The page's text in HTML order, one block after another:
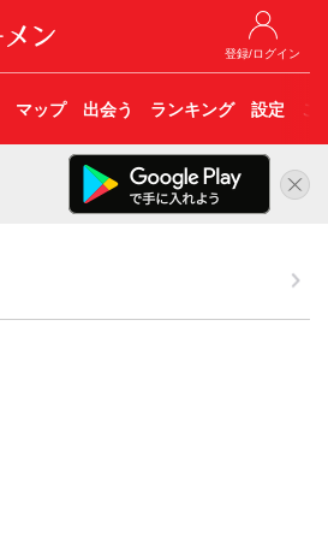
登録/ログイン
マップ 出会う ランキング 設定 こ